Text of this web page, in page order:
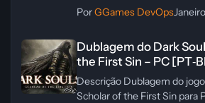
PorGGames DevOps
Dublagem do Dark
the First Sin – PC
Descrição Dublagem do
Scholar of the First Sin para